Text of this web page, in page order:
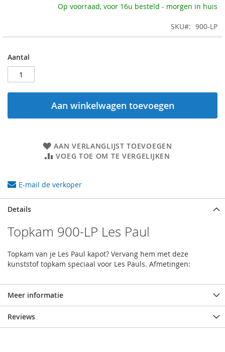
Op voorraad, voor 16u besteld - morgen in huis
SKU 900-LP
Aantal
Aan winkelwagen toevoegen
AAN VERLANGLIJST TOEVOEGEN
VOEG TOE OM TE VERGELIJKEN
E-mail de verkoper
Details
Topkam 900-LP Les Paul
Topkam van je Les Paul kapot? Vervang hem met deze
kunststof topkam speciaal voor Les Pauls. Afmetingen:
Meer informatie
Reviews